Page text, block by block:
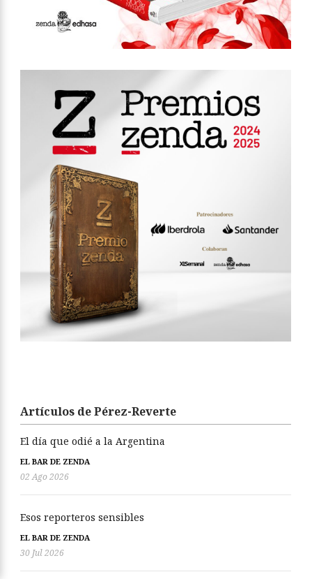
Artículos de Pérez-Reverte
El día que odié a la Argentina
EL BAR DE ZENDA
02 Ago 2026
Esos reporteros sensibles
EL BAR DE ZENDA
30 Jul 2026